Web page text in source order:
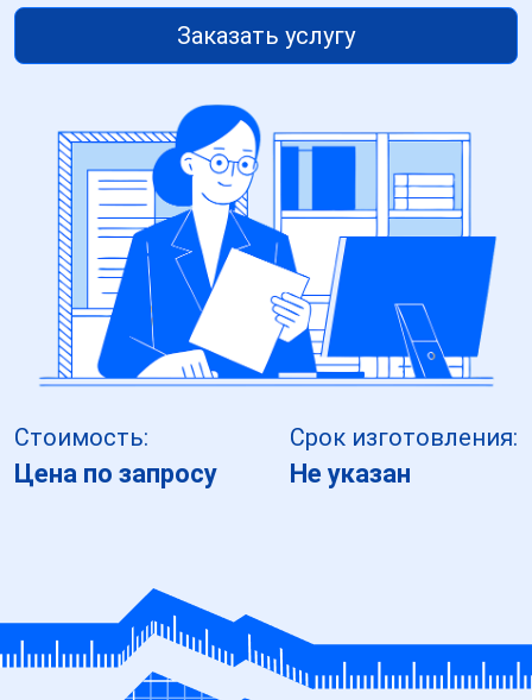
Заказать услугу
Стоимость:
Цена по запросу
Срок изготовления:
Не указан